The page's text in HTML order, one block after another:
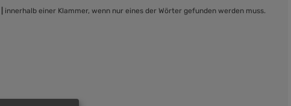
innerhalb einer Klammer, wenn nur eines der Wörter gefunden werden muss.